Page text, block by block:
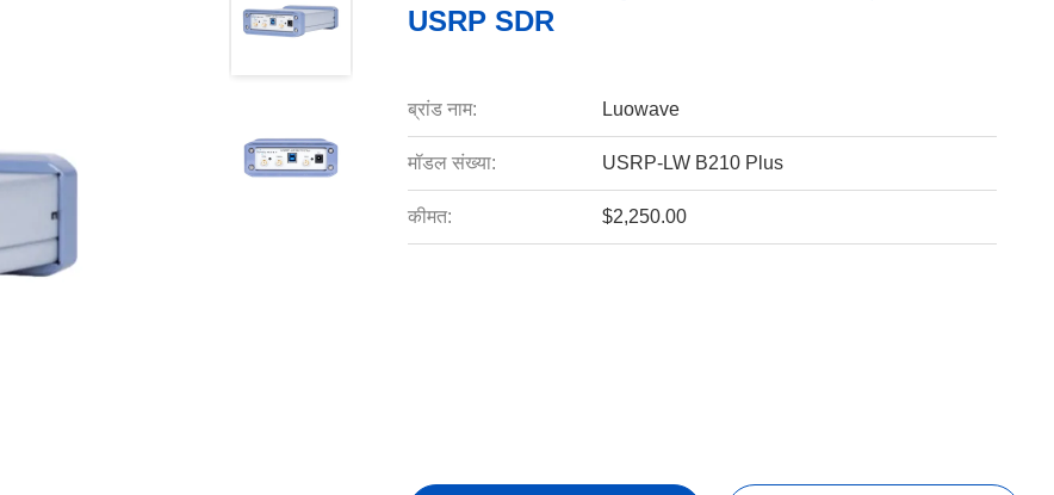
USRP SDR
ब्रांड नाम: Luowave
मॉडल संख्या: USRP-LW B210 Plus
कीमत: $2,250.00